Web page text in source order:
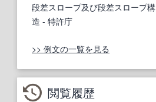
段差スロープ及び段差スロープ構
造 - 特許庁
>> 例文の一覧を見る
閲覧履歴